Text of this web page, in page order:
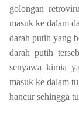
golongan
masuk ke dalam
darah putih yang
darah putih
senyawa kimia
masuk ke dalam
hancur sehingga